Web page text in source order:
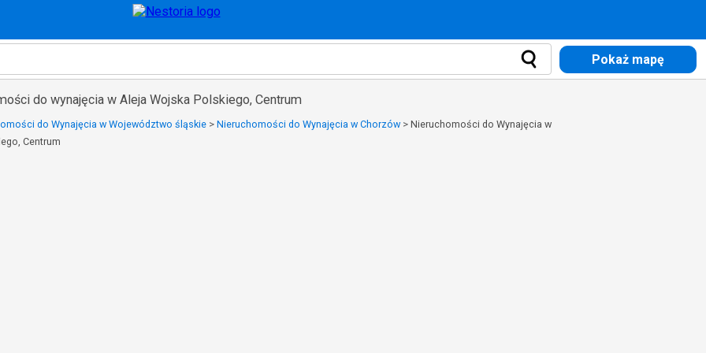
Pokaż mapę
do wynajęcia w Aleja Wojska Polskiego, Centrum
do Wynajęcia w Województwo śląskie > Nieruchomości do Wynajęcia w Chorzów > Nieruchomości do Wynajęcia w
Centrum